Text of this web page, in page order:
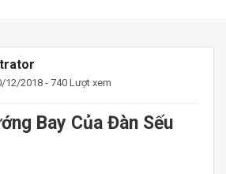
12/2018 - 740 Lượt xem
Bay Của Đàn Sếu